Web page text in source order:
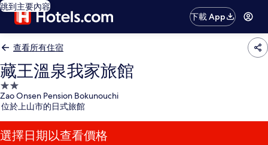
跳到主要內容
下載 App
查看所有住宿
藏王溫泉我家旅館
2.0
星
級
住
宿
Zao Onsen Pension Bokunouchi
位於上山市的日式旅館
選擇日期以查看價格